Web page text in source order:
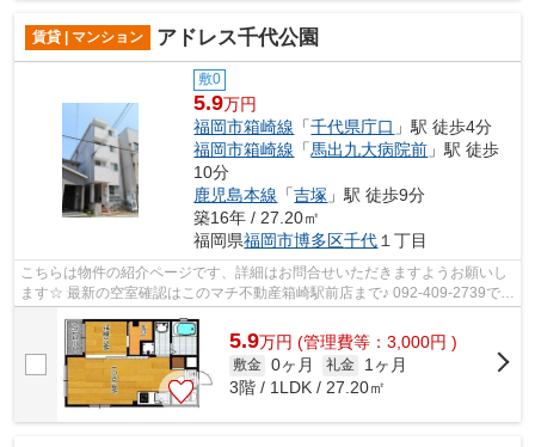
賃貸 | マンション アドレス千代公園
敷0
5.9万円
福岡市箱崎線 「千代県庁口 」駅 徒歩4分
福岡市箱崎線 「馬出九大病院前 」駅 徒歩
10分
鹿児島本線 「吉塚 」駅 徒歩9分
築16年 / 27.20㎡
福岡県福岡市博多区千代 １丁目
こちらは物件の紹介ページです、詳細はお問合せいただきますようお願いし
ます☆ 最新の空室確認はこのマチ不動産箱崎駅前店まで♪ 092-409-2739で
す！迅速に対応致します！！！！！♪
5.9万円 (管理費等：3,000円 )
敷金 0ヶ月 礼金
1ヶ月
3階 / 1LDK / 27.20㎡